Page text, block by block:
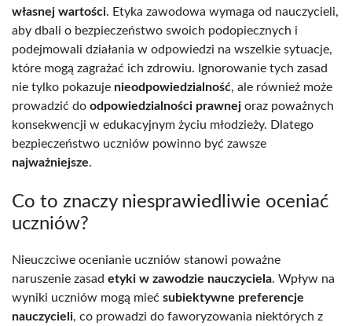
własnej wartości. Etyka zawodowa wymaga od nauczycieli,
aby dbali o bezpieczeństwo swoich podopiecznych i
podejmowali działania w odpowiedzi na wszelkie sytuacje,
które mogą zagrażać ich zdrowiu. Ignorowanie tych zasad
nie tylko pokazuje nieodpowiedzialność, ale również może
prowadzić do odpowiedzialności prawnej oraz poważnych
konsekwencji w edukacyjnym życiu młodzieży. Dlatego
bezpieczeństwo uczniów powinno być zawsze
najważniejsze.
Co to znaczy niesprawiedliwie oceniać
uczniów?
Nieuczciwe ocenianie uczniów stanowi poważne
naruszenie zasad etyki w zawodzie nauczyciela. Wpływ na
wyniki uczniów mogą mieć subiektywne preferencje
nauczycieli, co prowadzi do faworyzowania niektórych z